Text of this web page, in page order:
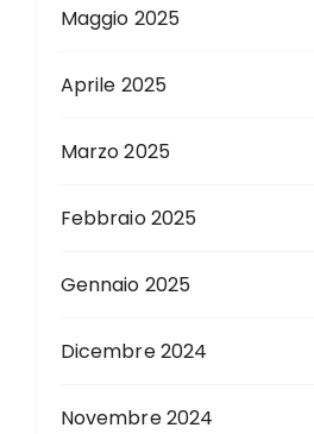
Maggio 2025
Aprile 2025
Marzo 2025
Febbraio 2025
Gennaio 2025
Dicembre 2024
Novembre 2024